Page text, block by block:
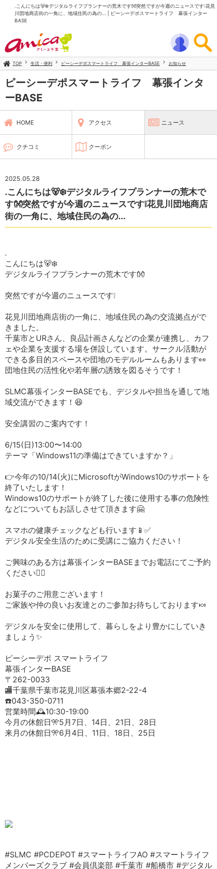
.こんにちは🐻‍❄️デジタルライフプランナーの荒木です👐突然ですが今週のニュースです❕花見
川団地商店街の一角に、地域住民の為の... | ピーシーデポスマートライフ 幕張インター
BASE
TOP 生活・便利 ピーシーデポスマートライフ 幕張インターBASE お知らせ
ピーシーデポスマートライフ 幕張インタ
ーBASE
HOME アクセス ニュース
クチコミ クーポン
2025.05.28
.こんにちは🐻‍❄️デジタルライフプランナーの荒木で
す👐突然ですが今週のニュースです❕花見川団地商店
街の一角に、地域住民の為の...
.
こんにちは🐻‍❄️
デジタルライフプランナーの荒木です👐
突然ですが今週のニュースです❕
花見川団地商店街の一角に、地域住民の為の交流拠点がで
きました。
千葉市とURさん、良品計画さんなどの企業が連携し、カフ
ェや企業を支援する場を併設しています。サークル活動が
できる多目的スペースや団地のモデルルームもあります👀
団地住民の活性化や若年層の誘致を図るそうです！
SLMC幕張インターBASEでも、デジタルや担当を通して地
域交流ができます！😆
安全講習のご案内です！
6/15(日)13:00〜14:00
テーマ「Windows11の準備はできていますか？」
👉今年の10/14(火)にMicrosoftがWindows10のサポートを
終了いたします！
Windows10のサポートが終了した後に使用する事の危険性
などについてもお話しさせて頂きます🤗
スマホの健康チェックなども行います📱✅
デジタル安全生活のために受講にご協力ください！
ご興味のある方は幕張インターBASEまでお電話にてご予約
ください🏄‍♂️
お菓子のご用意ございます！
ご家族や仲の良いお友達とのご参加お待ちしております🍬
デジタルを安全に使用して、暮らしをより豊かにしていき
ましょう✨
ピーシーデポ スマートライフ
幕張インターBASE
〒262-0033
🏬千葉県千葉市花見川区幕張本郷2-22-4
☎️043-350-0711
営業時間🕰️10:30-19:00
今月の休館日🎌5月7日、14日、21日、28日
来月の休館日🎌6月4日、11日、18日、25日
#SLMC #PCDEPOT #スマートライフAO #スマートライフ
メンバーズクラブ #会員倶楽部 #千葉市 #船橋市 #デジタル